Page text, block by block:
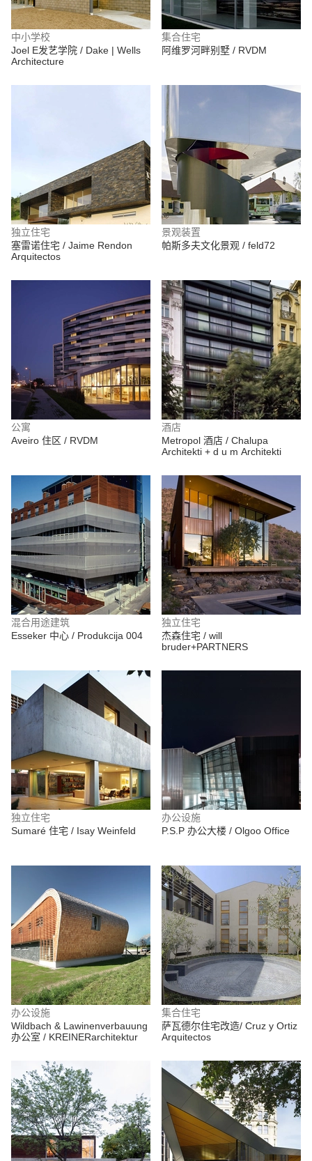
中小学校
Joel E发艺学院 / Dake | Wells
Architecture
集合住宅
阿维罗河畔别墅 / RVDM
独立住宅
塞雷诺住宅 / Jaime Rendon
Arquitectos
景观装置
帕斯多夫文化景观 / feld72
公寓
Aveiro 住区 / RVDM
酒店
Metropol 酒店 / Chalupa
Architekti + d u m Architekti
混合用途建筑
Esseker 中心 / Produkcija 004
独立住宅
杰森住宅 / will
bruder+PARTNERS
独立住宅
Sumaré 住宅 / Isay Weinfeld
办公设施
P.S.P 办公大楼 / Olgoo Office
办公设施
Wildbach & Lawinenverbauung
办公室 / KREINERarchitektur
集合住宅
萨瓦德尔住宅改造/ Cruz y Ortiz
Arquitectos